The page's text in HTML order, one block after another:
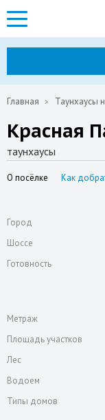
Главная Таунхаусы
Красная
таунхаусы
О посёлке Как
Город
Шоссе
Готовность
Метраж
Площадь участков
Лес
Водоем
Типы домов